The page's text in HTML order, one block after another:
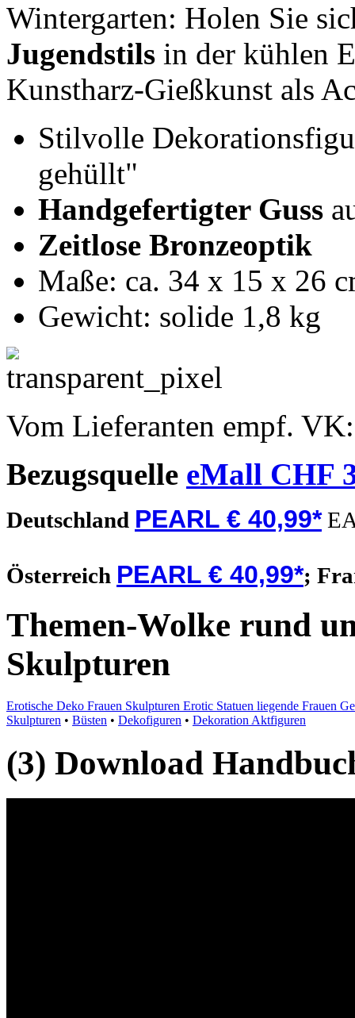
Wintergarten: Holen Sie
Jugendstils in der kühlen
Kunstharz-Gießkunst als
Stilvolle
gehüllt"
Handgefertigter Guss
Zeitlose Bronzeoptik
Maße: ca. 34 x 15 x 26
Gewicht: solide 1,8 kg
Vom Lieferanten empf.
Bezugsquelle eMall CHF
Deutschland PEARL € 40,99*
Österreich PEARL € 40,99*;
Themen-Wolke rund
Skulpturen
Erotische Deko Frauen Skulpturen Erotic Statuen liegende Frauen
Skulpturen • Büsten • Dekofiguren • Dekoration Aktfiguren
(3) Download